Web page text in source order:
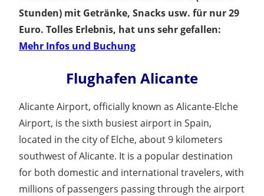
Stunden) mit Getränke, Snacks usw. für nur 29
Euro. Tolles Erlebnis, hat uns sehr gefallen:
Mehr Infos und Buchung
Flughafen Alicante
Alicante Airport, officially known as Alicante-Elche
Airport, is the sixth busiest airport in Spain,
located in the city of Elche, about 9 kilometers
southwest of Alicante. It is a popular destination
for both domestic and international travelers, with
millions of passengers passing through the airport